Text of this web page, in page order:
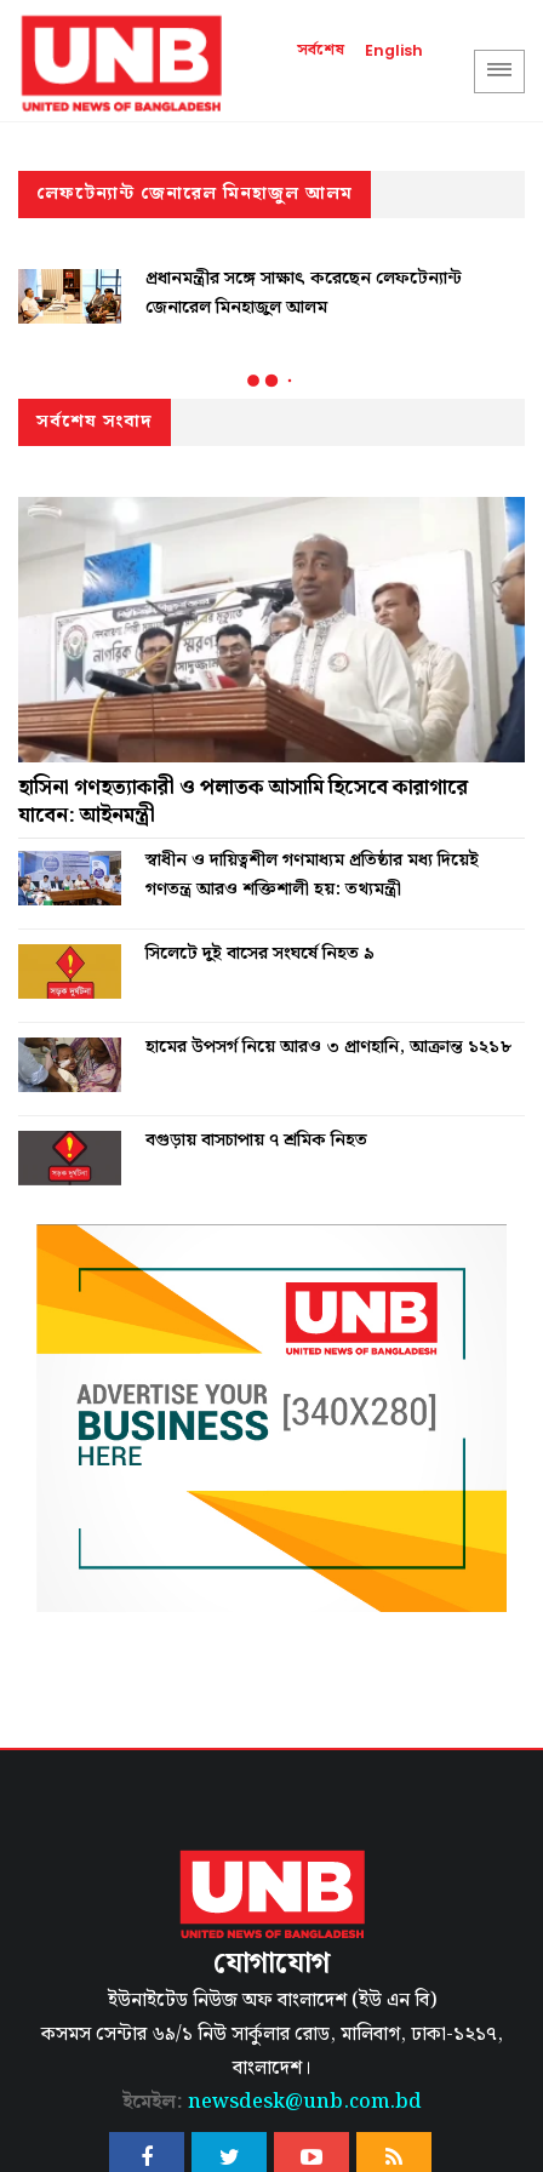
সর্বশেষ English
লেফটেন্যান্ট জেনারেল মিনহাজুল আলম
প্রধানমন্ত্রীর সঙ্গে সাক্ষাৎ করেছেন লেফটেন্যান্ট
জেনারেল মিনহাজুল আলম
সর্বশেষ সংবাদ
হাসিনা গণহত্যাকারী ও পলাতক আসামি হিসেবে কারাগারে
যাবেন: আইনমন্ত্রী
স্বাধীন ও দায়িত্বশীল গণমাধ্যম প্রতিষ্ঠার মধ্য দিয়েই
গণতন্ত্র আরও শক্তিশালী হয়: তথ্যমন্ত্রী
সিলেটে দুই বাসের সংঘর্ষে নিহত ৯
হামের উপসর্গ নিয়ে আরও ৩ প্রাণহানি, আক্রান্ত ১২১৮
বগুড়ায় বাসচাপায় ৭ শ্রমিক নিহত
যোগাযোগ
ইউনাইটেড নিউজ অফ বাংলাদেশ (ইউ এন বি)
কসমস সেন্টার ৬৯/১ নিউ সার্কুলার রোড, মালিবাগ, ঢাকা-১২১৭,
বাংলাদেশ।
ইমেইল: newsdesk@unb.com.bd